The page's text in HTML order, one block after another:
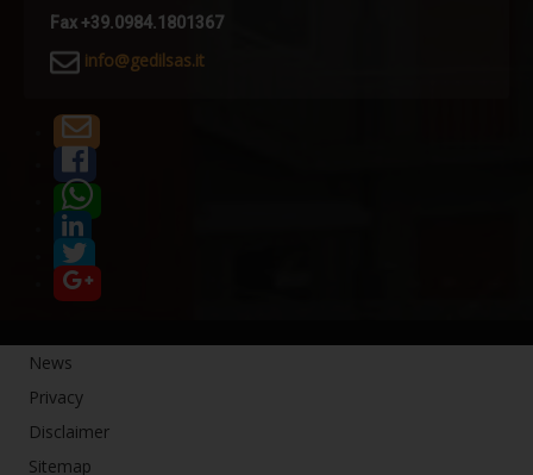
Sistemi anticaduta - Linee Vita
Dispositivi TIPO C
Linea vita F-STOP CAT
Linea vita H-STOP HI
Linea vita H-STOP
Dispositivi TIPO A
Fax +39.0984.1801367
info@gedilsas.it
News
Privacy
Disclaimer
Sitemap